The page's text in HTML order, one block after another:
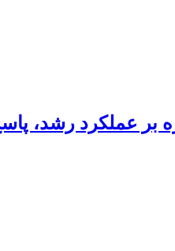
بر عملکرد رشد،